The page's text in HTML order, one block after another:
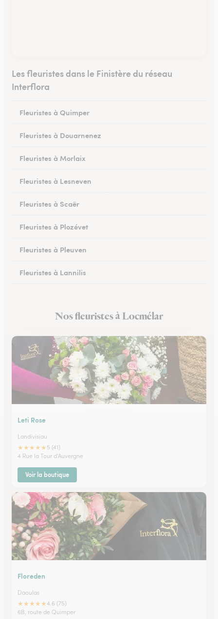
Les fleuristes dans le Finistère du réseau
Interflora
Fleuristes à Quimper
Fleuristes à Douarnenez
Fleuristes à Morlaix
Fleuristes à Lesneven
Fleuristes à Scaër
Fleuristes à Plozévet
Fleuristes à Pleuven
Fleuristes à Lannilis
Fleuristes à Daoulas
Nos fleuristes à Locmélar
Leti Rose
Landivisiau
★★★★★ 5 (41)
4 Rue la Tour d'Auvergne
Voir la boutique
Floreden
Daoulas
★★★★★4.6 (75)
6B, route de Quimper